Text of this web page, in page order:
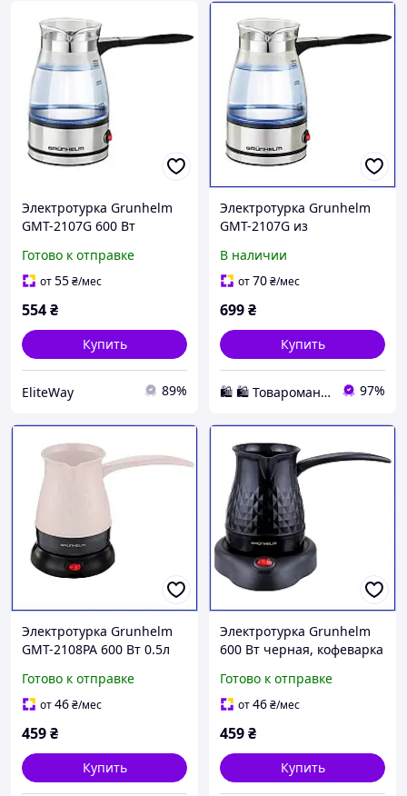
Электротурка Grunhelm
GMT-2107G 600 Вт
Готово к отправке
от55₴/мес
554₴
Купить
EliteWay 89%
Электротурка Grunhelm
GMT-2107G из
500мл 600Вт с
автоотключением для
В наличии
от70₴/мес
699₴
Купить
🛍️ 🛍️ Товаромания 🛍️ 🛍️ 97%
Электротурка Grunhelm
GMT-2108PA 600 Вт 0.5л
термопластика с
автоотключением для
Готово к отправке
от46₴/мес
459₴
Купить
Электротурка Grunhelm
600 Вт черная, кофеварка
с автоотключением и
управлением
Готово к отправке
от46₴/мес
459₴
Купить